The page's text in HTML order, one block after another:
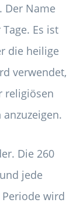
Der Name
Es ist
die heilige
verwendet,
religiösen
Die 260
jede
Periode wird